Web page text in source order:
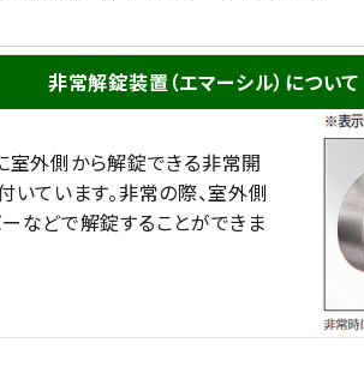
非常解錠装置（エマーシル）について
室外側から解錠できる非常開
いています。非常の際、室外側
などで解錠することができま